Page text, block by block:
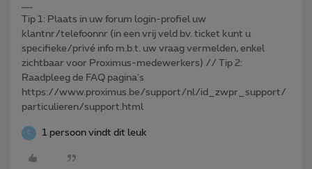
Tip 1: Plaats in uw forum login-profiel uw
klantnr/telefoonnr (in een vrij veld bv. ticket kunt u
specifieke/privé info m.b.t. uw vraag vermelden, enkel
zichtbaar voor Proximus-medewerkers) // Tip 2:
Raadpleeg de FAQ pagina's
https://www.proximus.be/support/nl/id_zwpr_support/
particulieren/support.html
C 1 persoon vindt dit leuk